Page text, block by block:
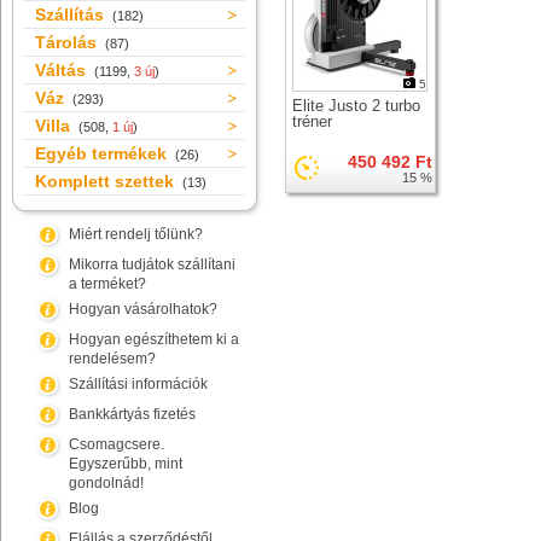
Szállítás (182)
Tárolás (87)
Váltás (1199, 3 új)
Váz (293)
Villa (508, 1 új)
Egyéb termékek (26)
Komplett szettek (13)
Miért rendelj tőlünk?
Mikorra tudjátok szállítani
a terméket?
Hogyan vásárolhatok?
Hogyan egészíthetem ki a
rendelésem?
Szállítási információk
Bankkártyás fizetés
Csomagcsere.
Egyszerűbb, mint
gondolnád!
Blog
5
Elite Justo 2 turbo
tréner
450 492 Ft
15 %